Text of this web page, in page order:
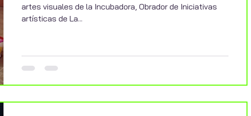
artes visuales de la Incubadora, Obrador de Iniciativas
artísticas de La...